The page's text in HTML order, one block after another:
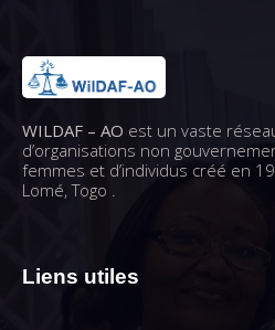
WILDAF – AO est un vaste
d’organisations non
femmes et d’individus créé en
Lomé, Togo .
Liens utiles